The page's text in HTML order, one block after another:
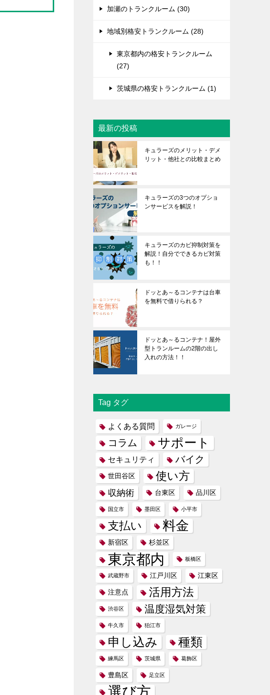
加瀬のトランクルーム (30)
地域別格安トランクルーム (28)
東京都内の格安トランクルーム
(27)
茨城県の格安トランクルーム (1)
最新の投稿
キュラーズのメリット・デメ
リット・他社との比較まとめ
キュラーズの3つのオプショ
ンサービスを解説！
キュラーズのカビ抑制対策を
解説！自分でできるカビ対策
も！！
ドッとあ～るコンテナは台車
を無料で借りられる？
ドッとあ～るコンテナ！屋外
型トランルームの2階の出し
入れの方法！！
Tag タグ
よくある質問 ガレージ
コラム サポート
セキュリティ バイク
世田谷区 使い方
収納術 台東区 品川区
国立市 墨田区 小平市
支払い 料金
新宿区 杉並区
東京都内 板橋区
武蔵野市 江戸川区 江東区
注意点 活用方法
渋谷区 温度湿気対策
牛久市 狛江市
申し込み 種類
練馬区 茨城県 葛飾区
豊島区 足立区
選び方